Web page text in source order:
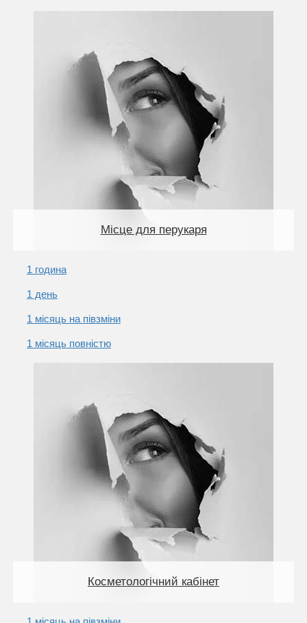
Місце для перукаря
1 година
1 день
1 місяць на півзміни
1 місяць повністю
Косметологічний кабінет